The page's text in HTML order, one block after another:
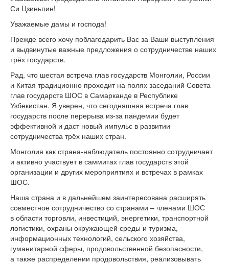
Си Цзиньпин!
Уважаемые дамы и господа!
Прежде всего хочу поблагодарить Вас за Ваши выступления
и выдвинутые важные предложения о сотрудничестве наших
трёх государств.
Рад, что шестая встреча глав государств Монголии, России
и Китая традиционно проходит на полях заседаний Совета
глав государств ШОС в Самарканде в Республике
Узбекистан. Я уверен, что сегодняшняя встреча глав
государств после перерыва из-за пандемии будет
эффективной и даст новый импульс в развитии
сотрудничества трёх наших стран.
Монголия как страна-наблюдатель постоянно сотрудничает
и активно участвует в саммитах глав государств этой
организации и других мероприятиях и встречах в рамках
ШОС.
Наша страна и в дальнейшем заинтересована расширять
совместное сотрудничество со странами – членами ШОС
в области торговли, инвестиций, энергетики, транспортной
логистики, охраны окружающей среды и туризма,
информационных технологий, сельского хозяйства,
гуманитарной сферы, продовольственной безопасности,
а также распределении продовольствия, реализовывать